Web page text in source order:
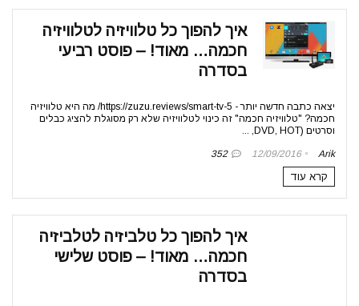
איך להפוך כל טלוויזיה לטלוויזיה
חכמה… מאוד! – פוסט רביעי
בסדרה
יצאה כתבה חדשה יותר - https://zuzu.reviews/smart-tv-5/ מה היא טלוויזיה
חכמה? "טלוויזיה חכמה" זה כינוי לטלוויזיה שלא רק מסוגלת להציג כבלים
וסרטים (DVD, HOT, ...
Arik
12/09/2016
352
קרא עוד
איך להפוך כל טלביזיה לטלביזיה
חכמה… מאוד! – פוסט שלישי
בסדרה